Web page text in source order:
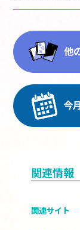
関連情報
関連サイト